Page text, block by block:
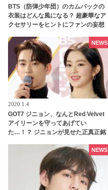
BTS（防弾少年団）のカムバックの
衣装はどんな風になる？ 超豪華なア
クセサリーをヒントにファンの妄想
2020.1.4
GOT7 ジニョン、なんとRed Velvet
アイリーンを守ってあげてい
た…！？ ジニョンが見せた正真正銘
到… 自然な気遣いと素晴らしい機転
NEWS
NEWS